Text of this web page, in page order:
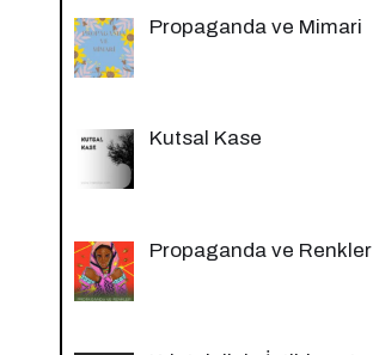
Propaganda ve Mimari
Kutsal Kase
Propaganda ve Renkler